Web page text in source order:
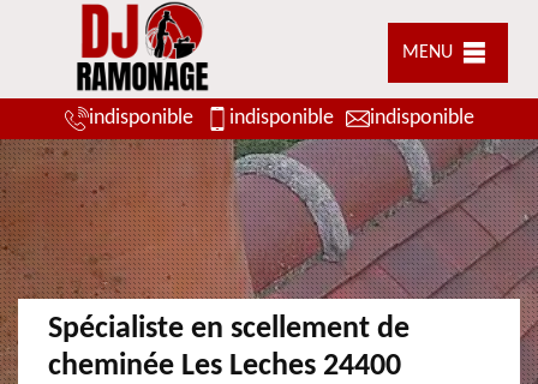
MENU
indisponible indisponible indisponible
Spécialiste en scellement de
cheminée Les Leches 24400